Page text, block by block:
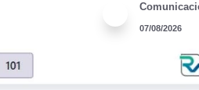
07/08/2026